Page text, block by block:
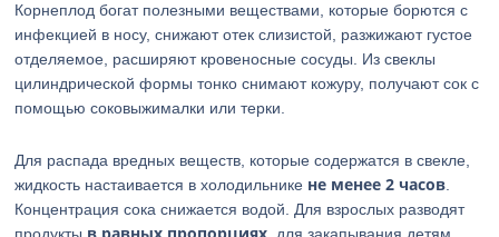
Корнеплод богат полезными веществами, которые борются с
инфекцией в носу, снижают отек слизистой, разжижают густое
отделяемое, расширяют кровеносные сосуды. Из свеклы
цилиндрической формы тонко снимают кожуру, получают сок с
помощью соковыжималки или терки.
Для распада вредных веществ, которые содержатся в свекле,
жидкость настаивается в холодильнике не менее 2 часов
Концентрация сока снижается водой. Для взрослых разводят